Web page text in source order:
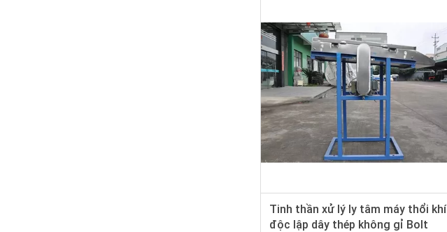
Tinh thần xử lý ly tâm máy thổi khí
độc lập dây thép không gỉ Bolt